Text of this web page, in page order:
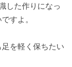
した作りになっ
すよ。
を軽く保ちたい